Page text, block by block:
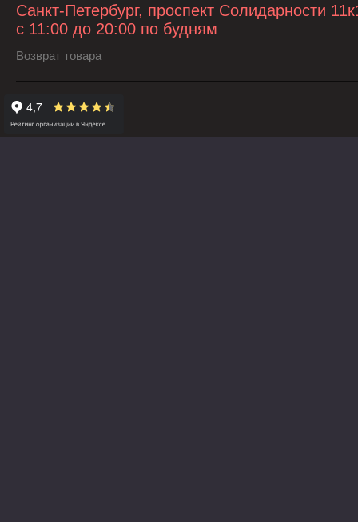
Санкт-Петербург, проспект Солидарности
с 11:00 до 20:00 по будням
Возврат товара